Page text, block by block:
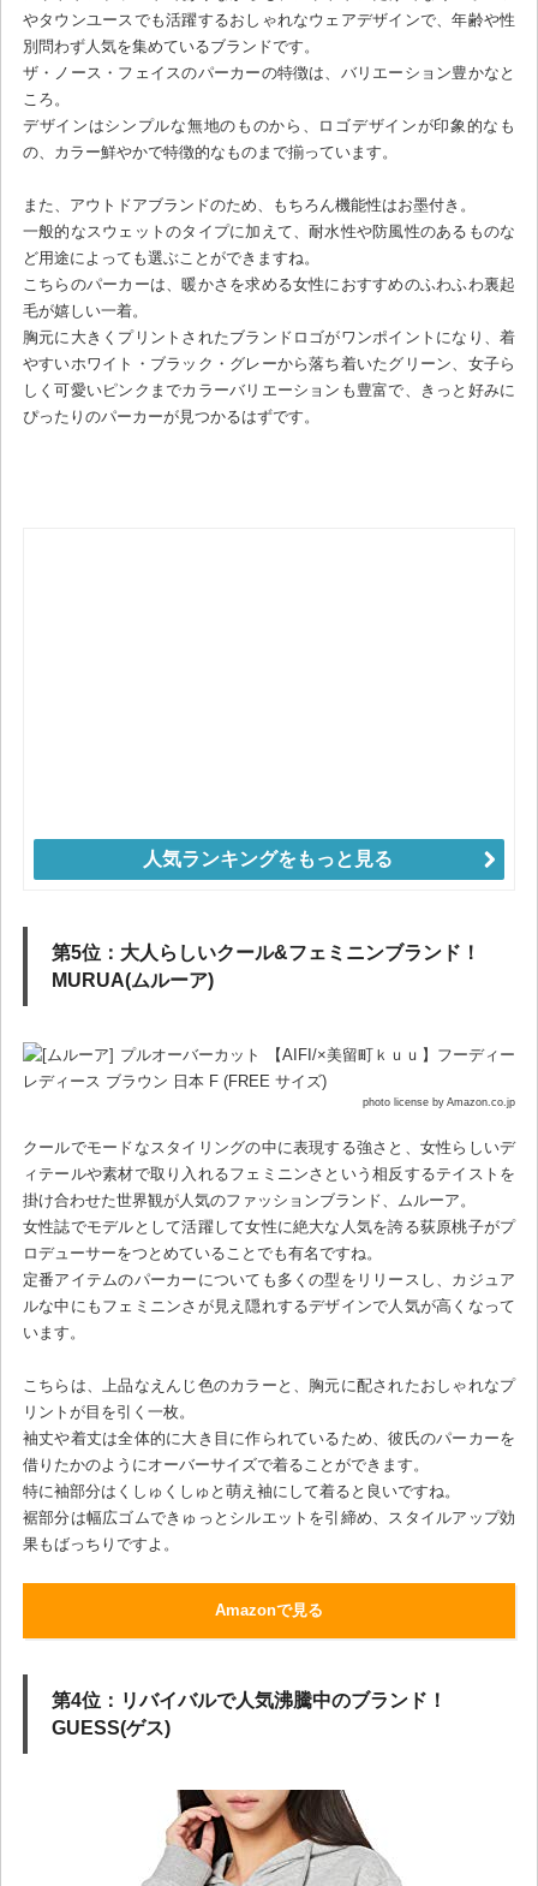
やタウンユースでも活躍するおしゃれなウェアデザインで、年齢や性
別問わず人気を集めているブランドです。
ザ・ノース・フェイスのパーカーの特徴は、バリエーション豊かなと
ころ。
デザインはシンプルな無地のものから、ロゴデザインが印象的なも
の、カラー鮮やかで特徴的なものまで揃っています。
また、アウトドアブランドのため、もちろん機能性はお墨付き。
一般的なスウェットのタイプに加えて、耐水性や防風性のあるものな
ど用途によっても選ぶことができますね。
こちらのパーカーは、暖かさを求める女性におすすめのふわふわ裏起
毛が嬉しい一着。
胸元に大きくプリントされたブランドロゴがワンポイントになり、着
やすいホワイト・ブラック・グレーから落ち着いたグリーン、女子ら
しく可愛いピンクまでカラーバリエーションも豊富で、きっと好みに
ぴったりのパーカーが見つかるはずです。
人気ランキングをもっと見る
第5位：大人らしいクール&フェミニンブランド！
MURUA(ムルーア)
photo license by Amazon.co.jp
クールでモードなスタイリングの中に表現する強さと、女性らしいデ
ィテールや素材で取り入れるフェミニンさという相反するテイストを
掛け合わせた世界観が人気のファッションブランド、ムルーア。
女性誌でモデルとして活躍して女性に絶大な人気を誇る荻原桃子がプ
ロデューサーをつとめていることでも有名ですね。
定番アイテムのパーカーについても多くの型をリリースし、カジュア
ルな中にもフェミニンさが見え隠れするデザインで人気が高くなって
います。
こちらは、上品なえんじ色のカラーと、胸元に配されたおしゃれなプ
リントが目を引く一枚。
袖丈や着丈は全体的に大き目に作られているため、彼氏のパーカーを
借りたかのようにオーバーサイズで着ることができます。
特に袖部分はくしゅくしゅと萌え袖にして着ると良いですね。
裾部分は幅広ゴムできゅっとシルエットを引締め、スタイルアップ効
果もばっちりですよ。
Amazonで見る
第4位：リバイバルで人気沸騰中のブランド！
GUESS(ゲス)